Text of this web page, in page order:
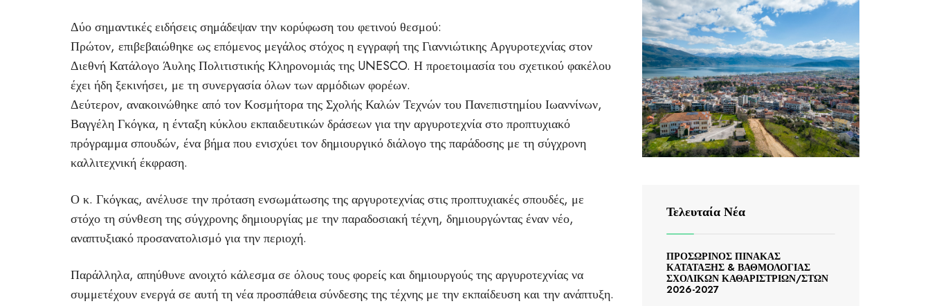
Δύο σημαντικές ειδήσεις σημάδεψαν την κορύφωση του φετινού θεσμού:
Πρώτον, επιβεβαιώθηκε ως επόμενος μεγάλος στόχος η εγγραφή της Γιαννιώτικης Αργυροτεχνίας στον
Διεθνή Κατάλογο Άυλης Πολιτιστικής Κληρονομιάς της UNESCO. Η προετοιμασία του σχετικού φακέλου
έχει ήδη ξεκινήσει, με τη συνεργασία όλων των αρμόδιων φορέων.
Δεύτερον, ανακοινώθηκε από τον Κοσμήτορα της Σχολής Καλών Τεχνών του Πανεπιστημίου Ιωαννίνων,
Βαγγέλη Γκόγκα, η ένταξη κύκλου εκπαιδευτικών δράσεων για την αργυροτεχνία στο προπτυχιακό
πρόγραμμα σπουδών, ένα βήμα που ενισχύει τον δημιουργικό διάλογο της παράδοσης με τη σύγχρονη
καλλιτεχνική έκφραση.
Ο κ. Γκόγκας, ανέλυσε την πρόταση ενσωμάτωσης της αργυροτεχνίας στις προπτυχιακές σπουδές, με
στόχο τη σύνθεση της σύγχρονης δημιουργίας με την παραδοσιακή τέχνη, δημιουργώντας έναν νέο,
αναπτυξιακό προσανατολισμό για την περιοχή.
Παράλληλα, απηύθυνε ανοιχτό κάλεσμα σε όλους τους φορείς και δημιουργούς της αργυροτεχνίας να
συμμετέχουν ενεργά σε αυτή τη νέα προσπάθεια σύνδεσης της τέχνης με την εκπαίδευση και την ανάπτυξη.
Τελευταία Νέα
ΠΡΟΣΩΡΙΝΟΣ ΠΙΝΑΚΑΣ
ΚΑΤΑΤΑΞΗΣ & ΒΑΘΜΟΛΟΓΙΑΣ
ΣΧΟΛΙΚΩΝ ΚΑΘΑΡΙΣΤΡΙΩΝ/ΣΤΩΝ
2026-2027